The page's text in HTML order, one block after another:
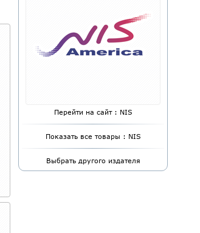
Перейти на сайт : NIS
Показать все товары : NIS
Выбрать другого издателя